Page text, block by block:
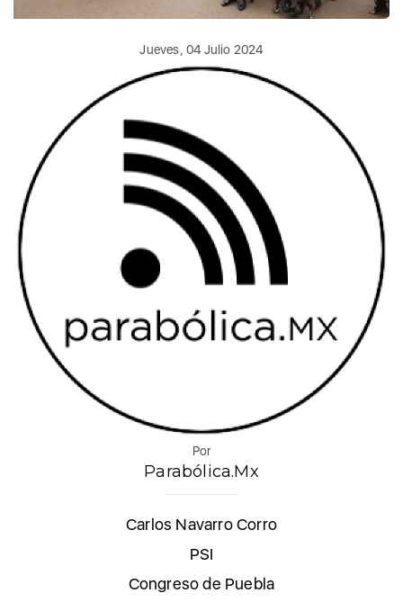
Jueves, 04 Julio 2024
Por
Parabólica.Mx
Carlos Navarro Corro
PSI
Congreso de Puebla